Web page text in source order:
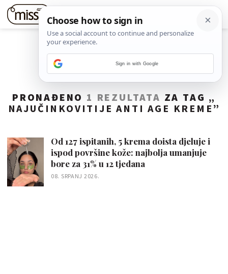
PRONAĐENO 1 REZULTATA ZA TAG „
NAJUČINKOVITIJE ANTI AGE KREME ”
Od 127 ispitanih, 5 krema doista djeluje i
ispod površine kože: najbolja umanjuje
bore za 31% u 12 tjedana
08. SRPANJ 2026.
Sign in with Google